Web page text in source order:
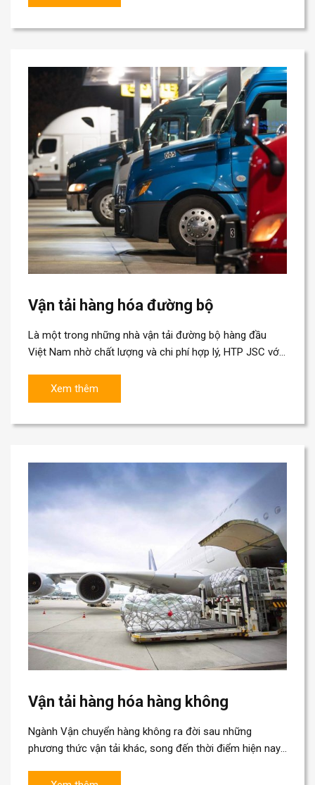
Vận tải hàng hóa đường bộ
Là một trong những nhà vận tải đường bộ hàng đầu
Việt Nam nhờ chất lượng và chi phí hợp lý, HTP JSC với
Xem thêm
Vận tải hàng hóa hàng không
Ngành Vận chuyển hàng không ra đời sau những
phương thức vận tải khác, song đến thời điểm hiện nay,